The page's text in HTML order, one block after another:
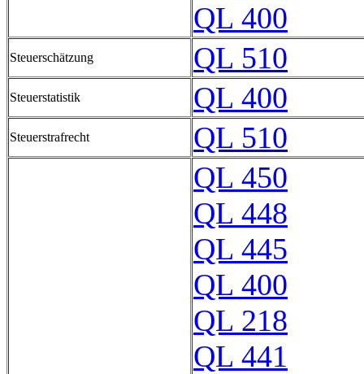
QL 400
Steuerschätzung QL 510
Steuerstatistik QL 400
Steuerstrafrecht QL 510
QL 450
QL 448
QL 445
QL 400
QL 218
QL 441